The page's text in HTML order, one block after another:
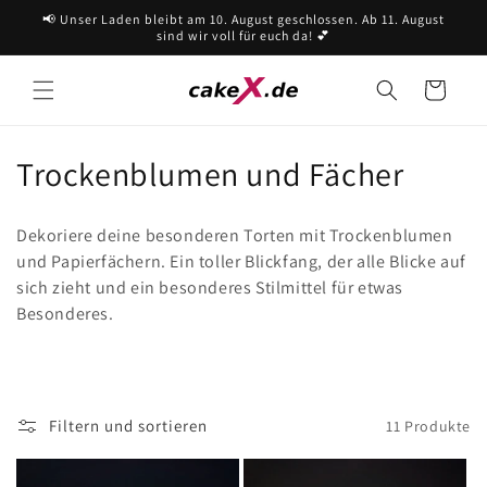
zum
📢 Unser Laden bleibt am 10. August geschlossen. Ab 11. August
sind wir voll für euch da! 💕
Warenkorb
K
t
e
r
i
Trockenblumen und Fächer
Dekoriere deine besonderen Torten mit Trockenblumen
und Papierfächern. Ein toller Blickfang, der alle Blicke auf
sich zieht und ein besonderes Stilmittel für etwas
Besonderes.
Filtern und sortieren 11 Produkte